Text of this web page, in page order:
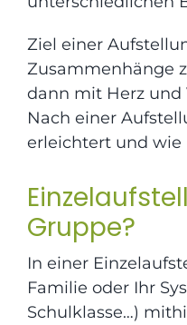
Ziel einer
Zusammenhänge
dann mit Herz und
Nach einer
erleichtert und wie
Gruppe?
In einer
Familie oder Ihr
Schulklasse…)